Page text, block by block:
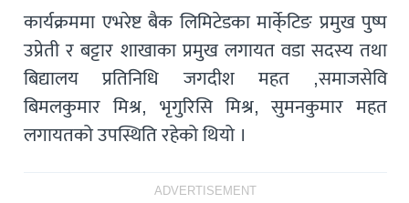
कार्यक्रममा एभरेष्ट बैक लिमिटेडका मार्के्टिङ प्रमुख पुष्प
उप्रेती र बट्टार शाखाका प्रमुख लगायत वडा सदस्य तथा
बिद्यालय प्रतिनिधि जगदीश महत ,समाजसेवि
बिमलकुमार मिश्र, भृगुरिसि मिश्र, सुमनकुमार महत
लगायतको उपस्थिति रहेको थियो ।
ADVERTISEMENT